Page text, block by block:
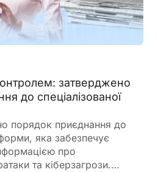
затверджено
до спеціалізованої
порядок приєднання до
яка забезпечує
про
та кіберзагрози.